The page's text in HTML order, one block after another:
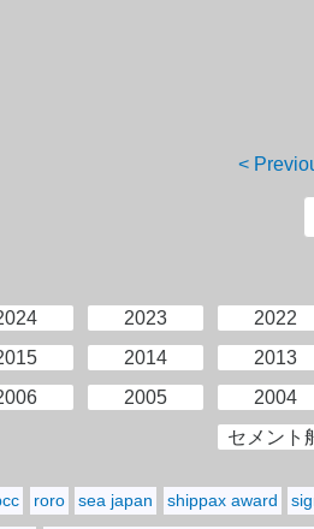
<
2023 2022
2014 2013
2005 2004
セメント
roro sea japan shippax award